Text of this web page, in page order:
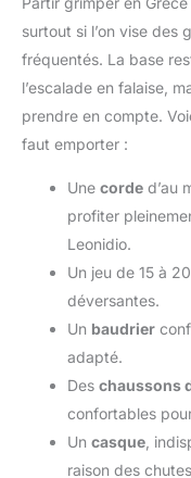
surtout si l’on vise des
fréquentés. La base
l’escalade en falaise,
prendre en compte.
faut emporter :
Une corde d’au
profiter
Leonidio.
Un jeu de 15 à 20
déversantes.
Un baudrier
adapté.
Des chaussons
confortables
Un casque ,
raison des